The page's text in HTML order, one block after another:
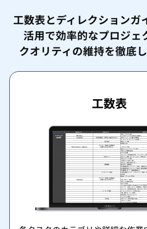
工数表とディレクションガ
活用で効率的なプロジェ
クオリティの維持を徹底し
工数表